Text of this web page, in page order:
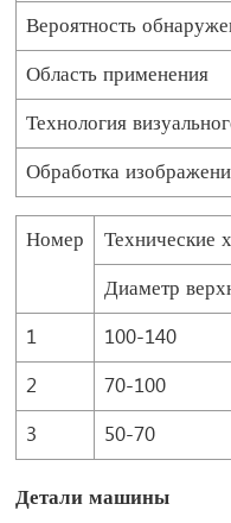
Вероятность
Область применения
Технология
Обработка
Номер
Технические
Диаметр
1
100-140
2
70-100
3
50-70
Детали машины